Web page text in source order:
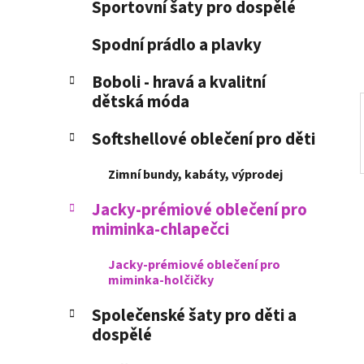
n
Sportovní šaty pro dospělé
Spodní prádlo a plavky
Boboli - hravá a kvalitní
dětská móda
Softshellové oblečení pro děti
Zimní bundy, kabáty, výprodej
Jacky-prémiové oblečení pro
miminka-chlapečci
Jacky-prémiové oblečení pro
miminka-holčičky
Společenské šaty pro děti a
dospělé